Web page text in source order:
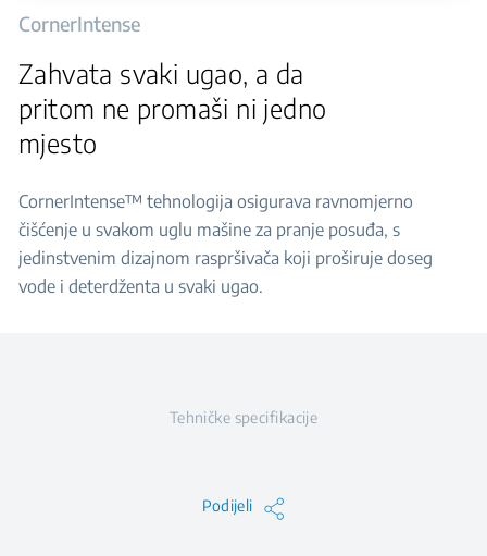
CornerIntense
Zahvata svaki ugao, a da
pritom ne promaši ni jedno
mjesto
CornerIntense™ tehnologija osigurava ravnomjerno
čišćenje u svakom uglu mašine za pranje posuđa, s
jedinstvenim dizajnom raspršivača koji proširuje doseg
vode i deterdženta u svaki ugao.
Tehničke specifikacije
Podijeli